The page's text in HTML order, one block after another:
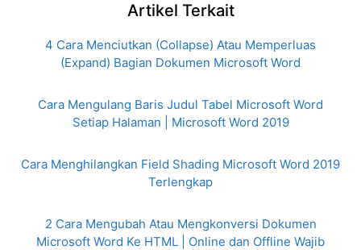
Artikel Terkait
4 Cara Menciutkan (Collapse) Atau Memperluas
(Expand) Bagian Dokumen Microsoft Word
Cara Mengulang Baris Judul Tabel Microsoft Word
Setiap Halaman | Microsoft Word 2019
Cara Menghilangkan Field Shading Microsoft Word 2019
Terlengkap
2 Cara Mengubah Atau Mengkonversi Dokumen
Microsoft Word Ke HTML | Online dan Offline Wajib